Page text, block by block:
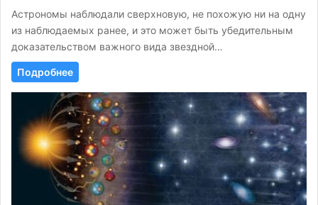
Астрономы наблюдали сверхновую, не похожую ни на одну
из наблюдаемых ранее, и это может быть убедительным
доказательством важного вида звездной…
Подробнее